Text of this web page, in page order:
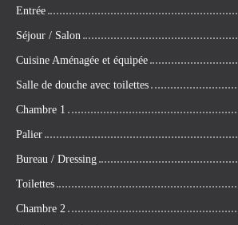
Entrée
Séjour / Salon
Cuisine Aménagée et équipée
Salle de douche avec toilettes
Chambre 1
Palier
Bureau / Dressing
Toilettes
Chambre 2